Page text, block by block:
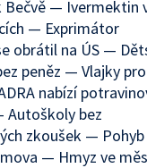
Bečvě — Ivermektin
— Exprimátor
obrátil na ÚS —
peněz — Vlajky pro
nabízí
Autoškoly bez
zkoušek — Pohyb
— Hmyz ve